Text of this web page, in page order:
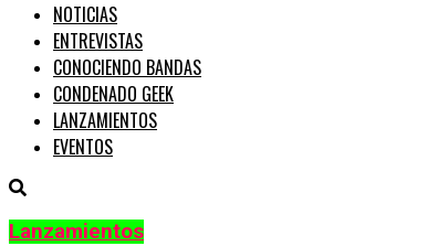
NOTICIAS
ENTREVISTAS
CONOCIENDO BANDAS
CONDENADO GEEK
LANZAMIENTOS
EVENTOS
Lanzamientos